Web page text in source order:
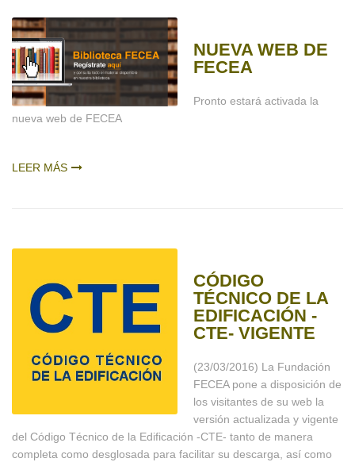
NUEVA WEB DE
FECEA
Pronto estará activada la
nueva web de FECEA
LEER MÁS
CÓDIGO
TÉCNICO DE LA
EDIFICACIÓN -
CTE- VIGENTE
(23/03/2016) La Fundación
FECEA pone a disposición de
los visitantes de su web la
versión actualizada y vigente
del Código Técnico de la Edificación -CTE- tanto de manera
completa como desglosada para facilitar su descarga, así como